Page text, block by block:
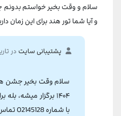
سلام و وقت بخیر خواستم
و آیا شما تور هند برای این زمان
پشتیبانی سایت در تاریخ :
۱۴۰۴ برگزار میشه،
با شماره 02145128 تماس بگیرید.